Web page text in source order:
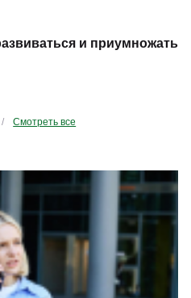
и приумножать
Смотреть все